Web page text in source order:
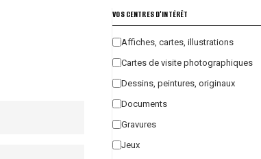
VOS CENTRES D'INTÉRÊT
Affiches, cartes, illustrations
Cartes de visite photographiques
Dessins, peintures, originaux
Documents
Gravures
Jeux